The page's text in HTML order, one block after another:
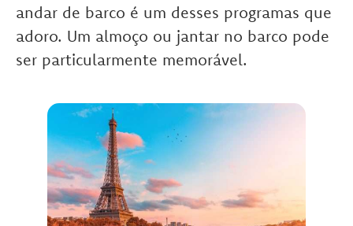
andar de barco é um desses programas que
adoro. Um almoço ou jantar no barco pode
ser particularmente memorável.